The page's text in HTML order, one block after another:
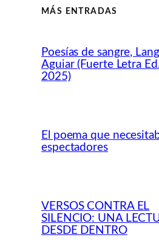
MÁS ENTRADAS
Poesías de sangre,
Aguiar (Fuerte Letra
2025)
El poema que
espectadores
VERSOS CONTRA EL
SILENCIO: UNA
DESDE DENTRO